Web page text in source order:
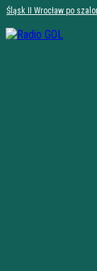
Śląsk II Wrocław po